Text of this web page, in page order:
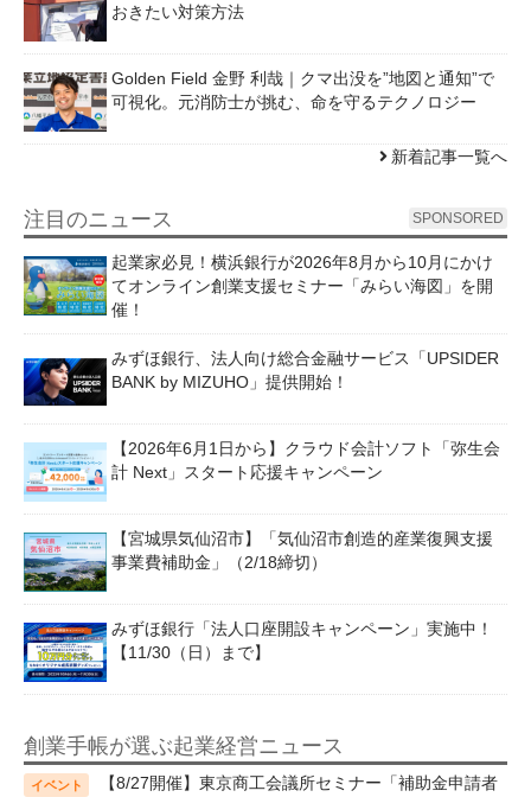
おきたい対策方法
Golden Field 金野 利哉｜クマ出没を”地図と通知”で
可視化。元消防士が挑む、命を守るテクノロジー
新着記事一覧へ
注目のニュース SPONSORED
起業家必見！横浜銀行が2026年8月から10月にかけ
てオンライン創業支援セミナー「みらい海図」を開
催！
みずほ銀行、法人向け総合金融サービス「UPSIDER
BANK by MIZUHO」提供開始！
【2026年6月1日から】クラウド会計ソフト「弥生会
計 Next」スタート応援キャンペーン
【宮城県気仙沼市】「気仙沼市創造的産業復興支援
事業費補助金」（2/18締切）
みずほ銀行「法人口座開設キャンペーン」実施中！
【11/30（日）まで】
創業手帳が選ぶ起業経営ニュース
【8/27開催】東京商工会議所セミナー「補助金申請者